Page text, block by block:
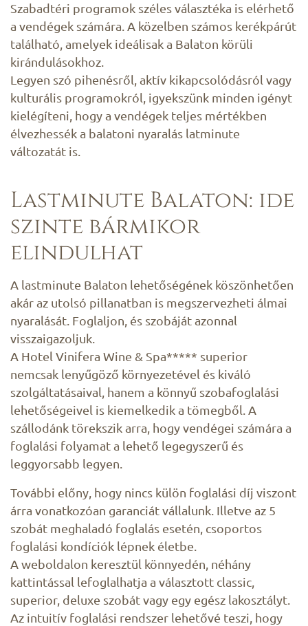
Szabadtéri programok széles választéka is elérhető
a vendégek számára. A közelben számos kerékpárút
található, amelyek ideálisak a Balaton körüli
kirándulásokhoz.
Legyen szó pihenésről, aktív kikapcsolódásról vagy
kulturális programokról, igyekszünk minden igényt
kielégíteni, hogy a vendégek teljes mértékben
élvezhessék a balatoni nyaralás latminute
változatát is.
Lastminute Balaton: ide
szinte bármikor
elindulhat
A lastminute Balaton lehetőségének köszönhetően
akár az utolsó pillanatban is megszervezheti álmai
nyaralását. Foglaljon, és szobáját azonnal
visszaigazoljuk.
A Hotel Vinifera Wine & Spa***** superior
nemcsak lenyűgöző környezetével és kiváló
szolgáltatásaival, hanem a könnyű szobafoglalási
lehetőségeivel is kiemelkedik a tömegből. A
szállodánk törekszik arra, hogy vendégei számára a
foglalási folyamat a lehető legegyszerű és
leggyorsabb legyen.
További előny, hogy nincs külön foglalási díj viszont
árra vonatkozóan garanciát vállalunk. Illetve az 5
szobát meghaladó foglalás esetén, csoportos
foglalási kondíciók lépnek életbe.
A weboldalon keresztül könnyedén, néhány
kattintással lefoglalhatja a választott classic,
superior, deluxe szobát vagy egy egész lakosztályt.
Az intuitív foglalási rendszer lehetővé teszi, hogy